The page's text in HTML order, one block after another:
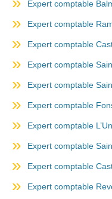
Expert comptable
Expert comptable
Expert comptable
Expert comptable
Expert comptable
Expert comptable
Expert comptable
Expert comptable
Expert comptable
Expert comptable